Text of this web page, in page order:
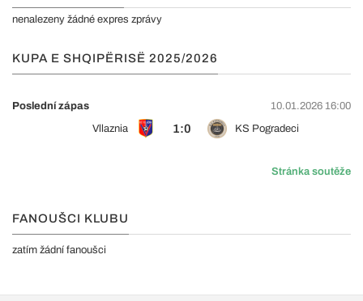
nenalezeny žádné expres zprávy
KUPA E SHQIPËRISË 2025/2026
Poslední zápas
10.01.2026 16:00
Vllaznia
1:0 KS Pogradeci
Stránka soutěže
FANOUŠCI KLUBU
zatím žádní fanoušci